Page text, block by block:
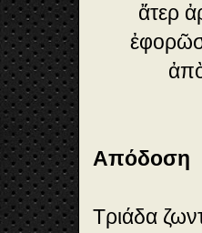
ἄτερ
Απόδοση
Τριάδα